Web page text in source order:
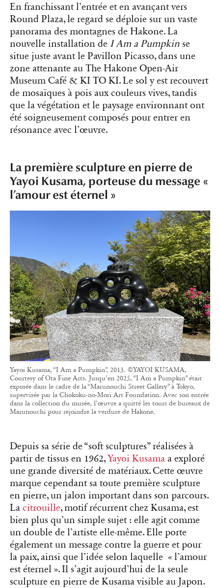
En franchissant l’entrée et en avançant vers
Round Plaza, le regard se déploie sur un vaste
panorama des montagnes de Hakone. La
nouvelle installation de I Am a Pumpkin se
situe juste avant le Pavillon Picasso, dans une
zone attenante au The Hakone Open-Air
Museum Café & KI TO KI. Le sol y est recouvert
de mosaïques à pois aux couleurs vives, tandis
que la végétation et le paysage environnant ont
été soigneusement composés pour entrer en
résonance avec l’œuvre.
La première sculpture en pierre de
Yayoi Kusama, porteuse du message «
l’amour est éternel »
Yayoi Kusama, “I Am a Pumpkin”, 2013. ©YAYOI KUSAMA,
Courtesy of Ota Fine Arts. Jusqu’en 2025, “I Am a Pumpkin” était
exposée dans le cadre de la “Marunouchi Street Gallery” à Tokyo,
supervisée par la Chokoku-no-Mori Art Foundation. Avec son entrée
dans la collection du musée, l’œuvre a quitté les tours de bureaux de
Marunouchi pour rejoindre la verdure de Hakone.
Depuis sa série de “soft sculptures” réalisées à
partir de tissus en 1962,Yayoi Kusama a exploré
une grande diversité de matériaux. Cette œuvre
marque cependant sa toute première sculpture
en pierre, un jalon important dans son parcours.
La citrouille, motif récurrent chez Kusama, est
bien plus qu’un simple sujet : elle agit comme
un double de l’artiste elle-même. Elle porte
également un message contre la guerre et pour
la paix, ainsi que l’idée selon laquelle « l’amour
est éternel ». Il s’agit aujourd’hui de la seule
sculpture en pierre de Kusama visible au Japon.